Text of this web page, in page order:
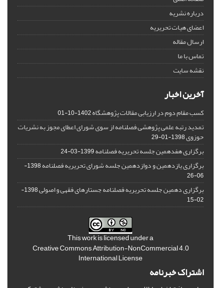
درباره نشریه
اعضای هیات تحریریه
ارسال مقاله
تماس با ما
نقشه سایت
آخرین اخبار
کسب مقام دوم در ارزیابی مقالات پژوهشگاه1402-10-01
تمدید رتبه علمی پژوهشی فصلنامه از سوی شورای اعطای مجوز به نشریات
حوزوی1398-01-29
برگزاری هفدهمین جلسه تحریریه فصلنامه1399-03-24
برگزاری یازدهمین و دوازدهمین جلسه شورای تحریریه فصلنامه
1398-
06-26
برگزاری دهمین جلسه تحریریه فصلنامه جستارهای فقهی و اصولی
1398-
02-15
This work is licensed under a
Creative Commons Attribution-NonCommercial 4.0
International License
اشتراک خبرنامه